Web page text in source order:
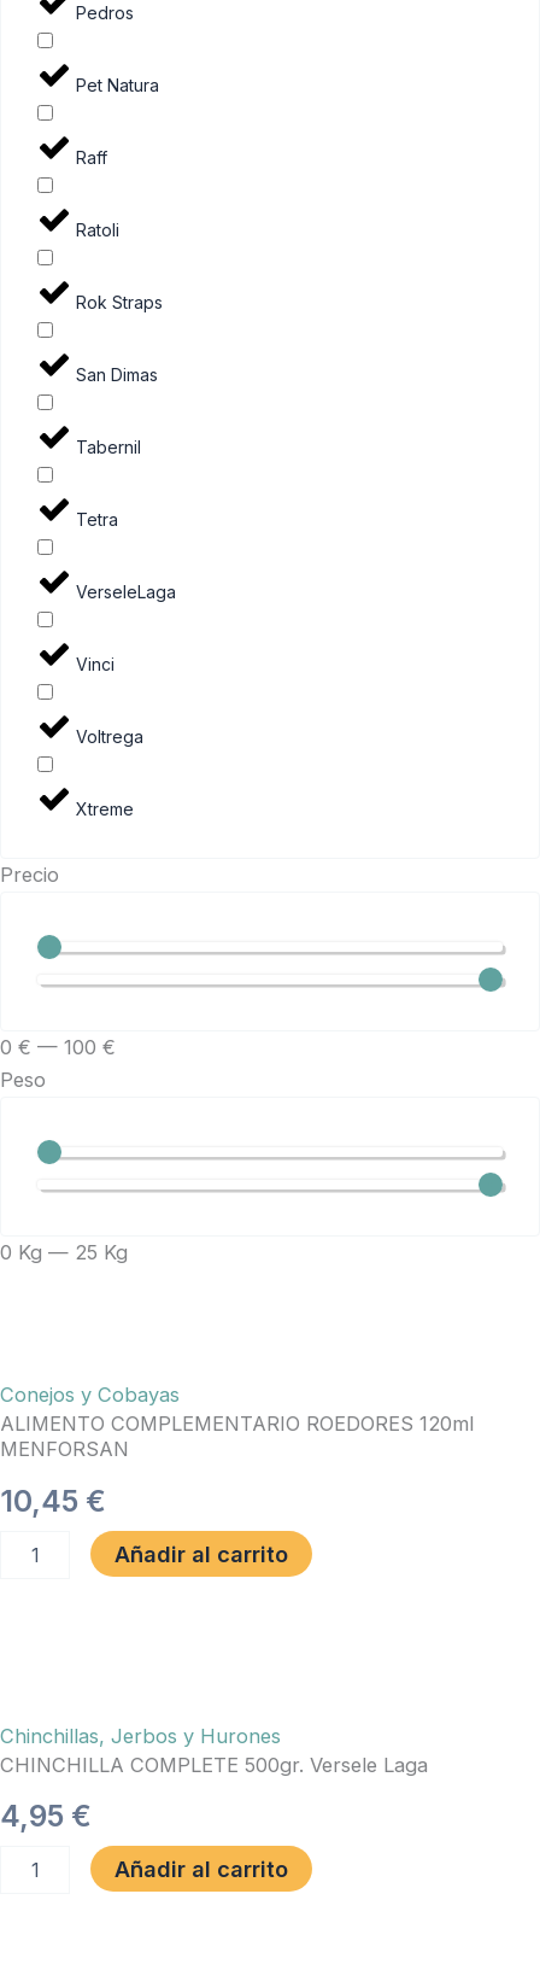
Pedros
Pet Natura
Raff
Ratoli
Rok Straps
San Dimas
Tabernil
Tetra
VerseleLaga
Vinci
Voltrega
Xtreme
Precio
0 € — 100 €
Peso
0 Kg — 25 Kg
Conejos y Cobayas
ALIMENTO COMPLEMENTARIO ROEDORES 120ml
MENFORSAN
10,45 €
COMPLEMENTARIOAñadir al carrito
Chinchillas, Jerbos y Hurones
CHINCHILLA COMPLETE 500gr. Versele Laga
4,95 €
CHINCHILLA
COMPLETE
Añadir al carrito